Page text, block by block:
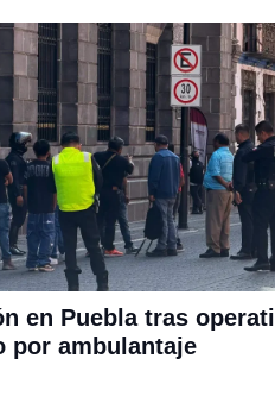
en Puebla tras
por ambulantaje